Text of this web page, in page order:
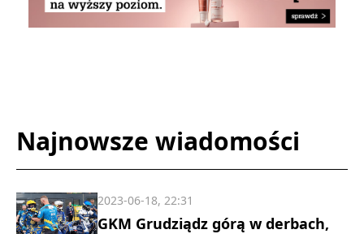
Najnowsze wiadomości
GKM Grudziądz górą w derbach,
2023-06-18, 22:31